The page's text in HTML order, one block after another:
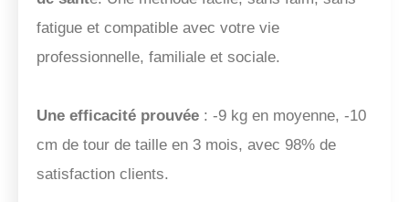
fatigue et compatible avec votre vie
professionnelle, familiale et sociale.
Une efficacité prouvée : -9 kg en moyenne, -10
cm de tour de taille en 3 mois, avec 98% de
satisfaction clients.